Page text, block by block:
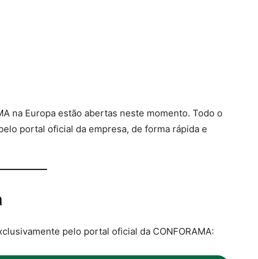
na Europa estão abertas neste momento. Todo o
portal oficial da empresa, de forma rápida e
pelo portal oficial da CONFORAMA: